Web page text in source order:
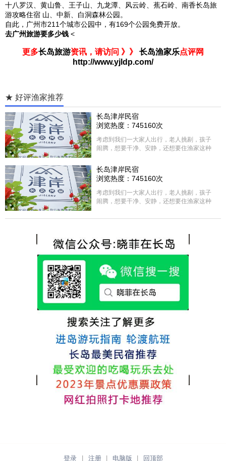
十八罗汉、黄山鲁、王子山、九龙潭、风云岭、蕉石岭、南香长岛旅
游攻略住宿 山、中新、白洞森林公园。
自此，广州市211个城市公园中，有169个公园免费开放。
去广州旅游要多少钱 <
更多长岛旅游资讯，请访问 》》 长岛渔家乐点评网
http://www.yjldp.com/
★ 好评渔家推荐
长岛津岸民宿
浏览热度：745160次
考虑到我们一大家人出行，老人挑剔，孩子
闹腾，想要干净、安静，还想要住渔家这种
选择津岸民宿，实际体验客房很干净，饭菜
方面家里老人也很满意，整体饭菜给搭配的
很好，每顿饭也不重样的，海鲜确实是非常
的新鲜呢，另外值得一提的是，他家的海菜
包子非常好吃。 其实长岛可选的酒店、民宿
各不相同，可以根据自己的喜好选择。非常
热情，能根据我提出的需求来安排房间，这
点很好。
长岛津岸民宿
浏览热度：745160次
考虑到我们一大家人出行，老人挑剔，孩子
闹腾，想要干净、安静，还想要住渔家这种
选择津岸民宿，实际体验客房很干净，饭菜
很好，每顿饭也不重样的，海鲜确实是非常
的新鲜呢，另外值得一提的是，他家的海菜
包子非常好吃。 其实长岛可选的酒店、民宿
各不相同，可以根据自己的喜好选择。非常
推荐津岸民宿，关键是老板娘晓菲很细心、
热情，能根据我提出的需求来安排房间，这
点很好。
登录 注册 电脑版 回顶部